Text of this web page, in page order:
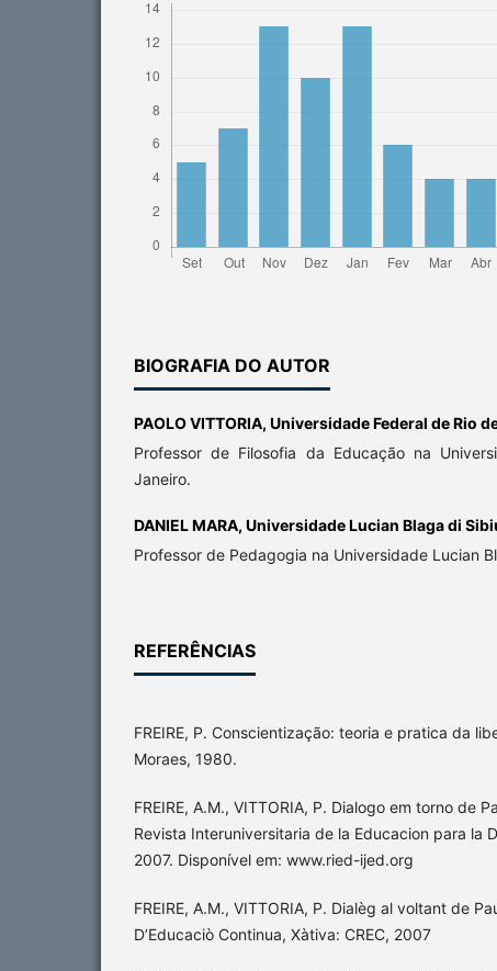
BIOGRAFIA DO AUTOR
PAOLO VITTORIA, Universidade Federal de Rio
Professor de Filosofia da Educação na
Janeiro.
DANIEL MARA, Universidade Lucian Blaga di
Professor de Pedagogia na Universidade Lucian
REFERÊNCIAS
FREIRE, P. Conscientização: teoria e pratica da
Moraes, 1980.
FREIRE, A.M., VITTORIA, P. Dialogo em torno de
Revista Interuniversitaria de la Educacion para la
2007. Disponível em: www.ried-ijed.org
FREIRE, A.M., VITTORIA, P. Dialèg al voltant de
D’Educaciò Continua, Xàtiva: CREC, 2007